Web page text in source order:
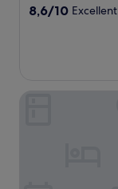
8.6
8,6/10 Excellent